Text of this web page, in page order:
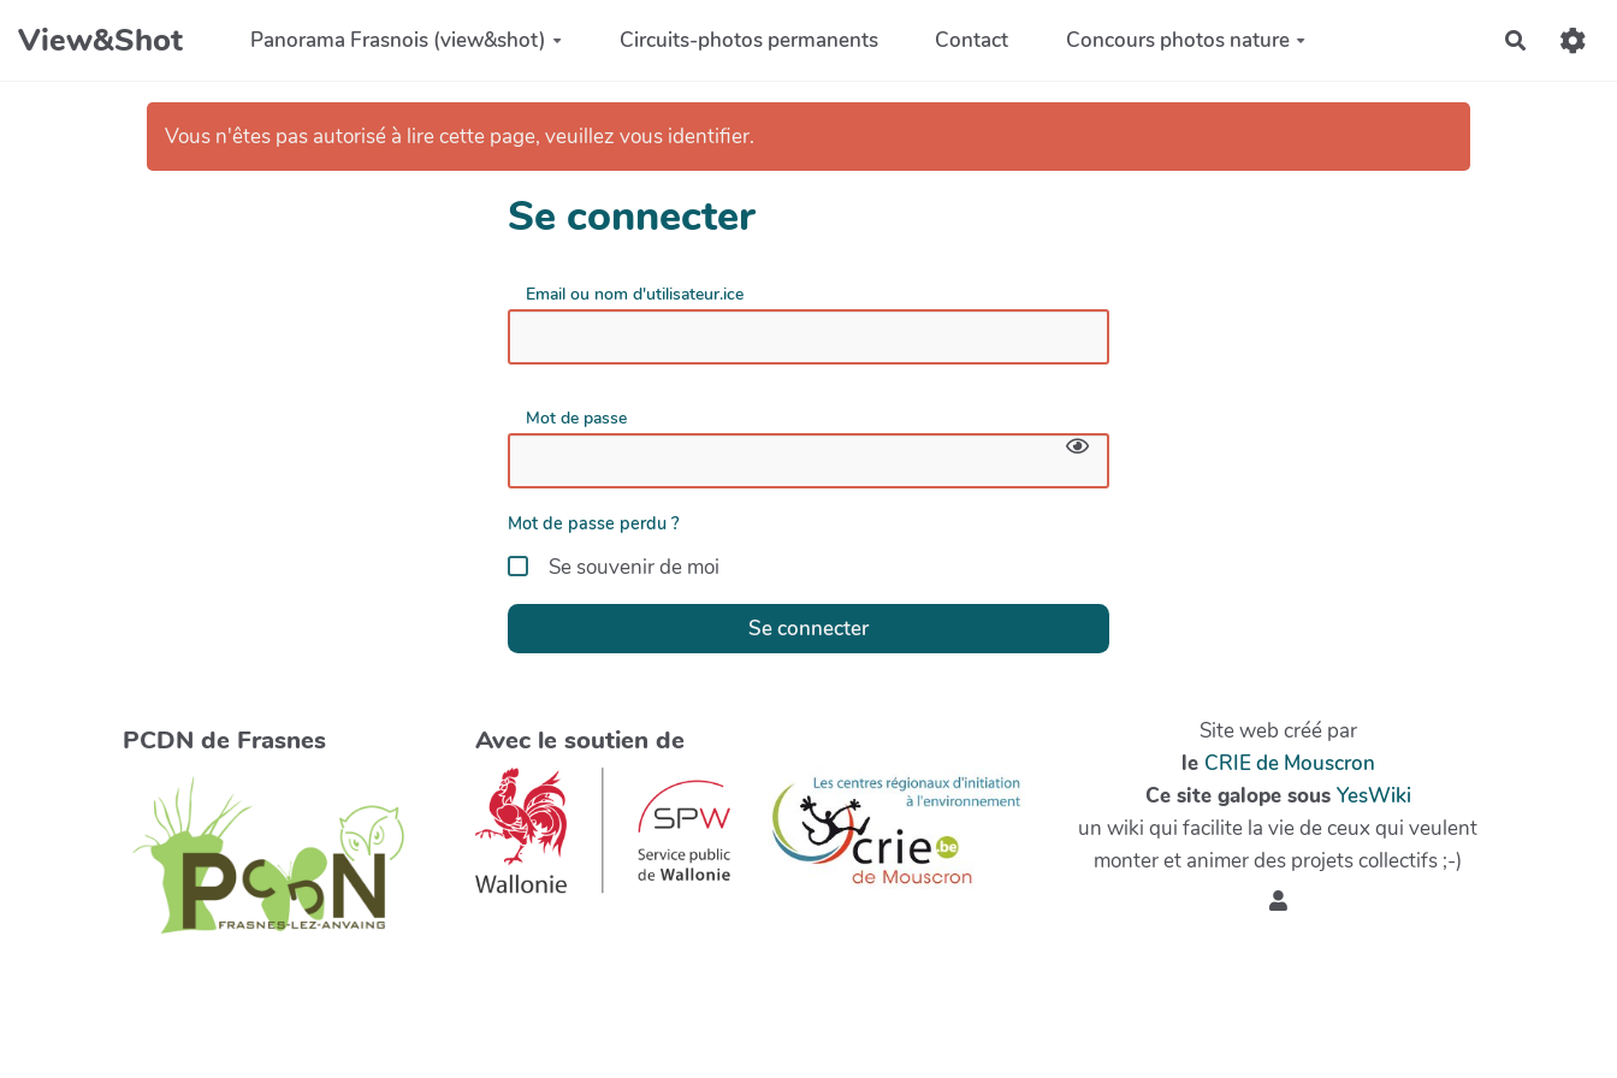
Aller au contenu principal
View&Shot Panorama Frasnois (view&shot) Circuits-photos permanents Contact Concours photos nature
Vous n'êtes pas autorisé à lire cette page, veuillez vous identifier.
Se connecter
Email ou nom d'utilisateur.ice
Mot de passe
Mot de passe perdu ?
Se souvenir de moi
Se connecter
PCDN de Frasnes Avec le soutien de
Site web créé par
le CRIE de Mouscron
Ce site galope sous YesWiki
un wiki qui facilite la vie de ceux qui veulent
monter et animer des projets collectifs ;-)